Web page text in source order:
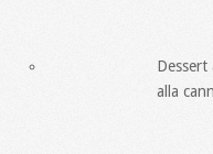
alla